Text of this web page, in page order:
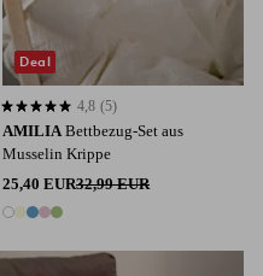
AMILIA Bettbezug-Set aus
Musselin Krippe
25,40 EUR32,99 EUR
5 Farben
4,8 basierend auf 5 Bewertungen
4,8 (5)
Deal